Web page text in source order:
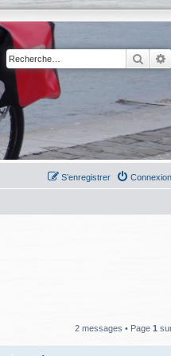
Connexion
S’enregistrer
2 messages • Page 1